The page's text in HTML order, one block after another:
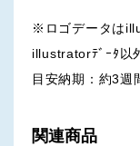
※ロゴデータは
illustratorﾃﾞｰﾀ以
目安納期：約3週
関連商品